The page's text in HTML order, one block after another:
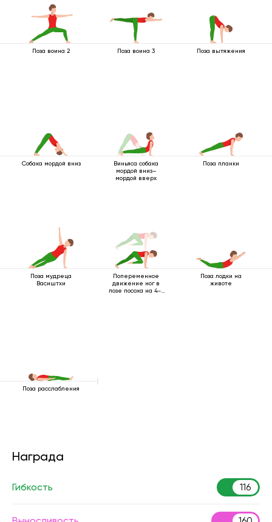
Поза воина 2 Поза воина 3 Поза вытяжения
Собака мордой вниз
Виньяса собака
мордой вниз–
мордой вверх
Поза планки
Поза мудреца
Васиштхи
Попеременное
движение ног в
позе посоха на 4-х
Поза лодки на
животе
Поза расслабления
Награда
Гибкость 116